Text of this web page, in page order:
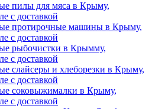
пилы для мяса в Крыму,
с доставкой
протирочные машины в Крыму,
с доставкой
рыбочистки в Крымму,
с доставкой
слайсеры и хлеборезки в Крыму,
с доставкой
соковыжималки в Крыму,
с доставкой